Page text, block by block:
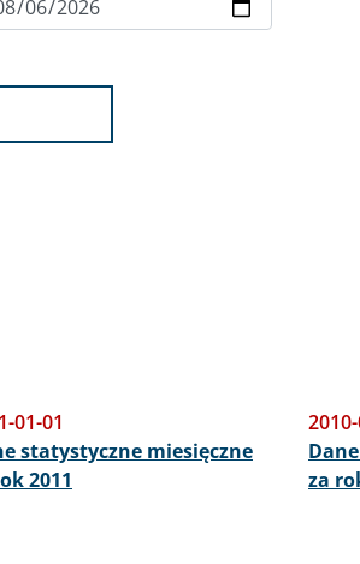
01-01
statystyczne miesięczne
2011
za